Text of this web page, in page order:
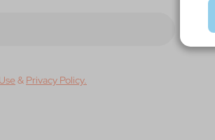
& Privacy Policy.